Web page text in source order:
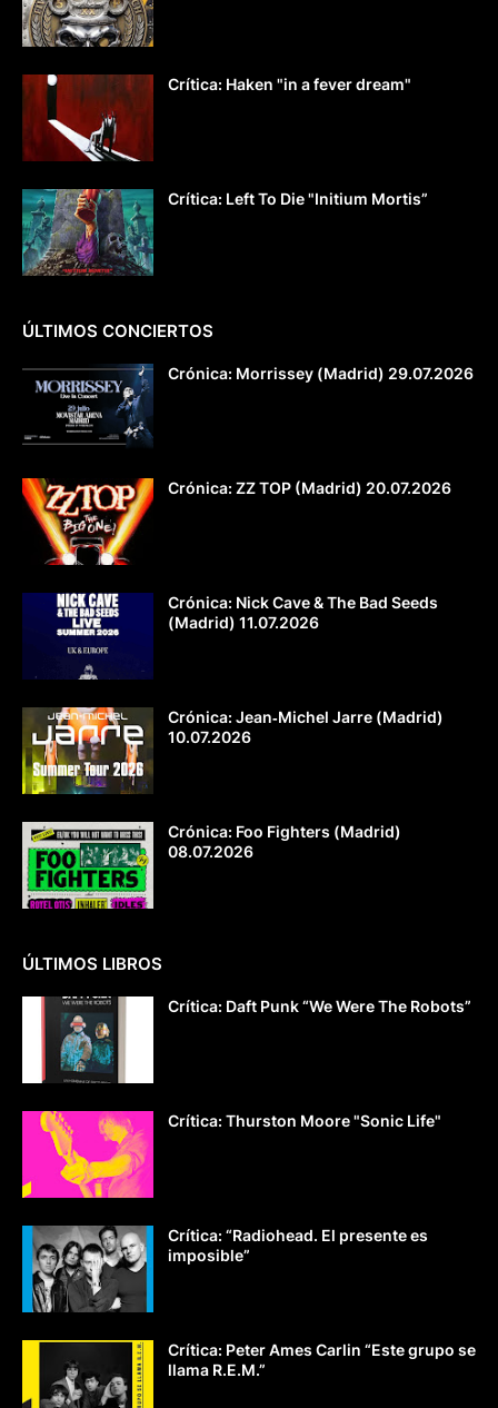
Crítica: Haken "in a fever dream"
Crítica: Left To Die "Initium Mortis”
ÚLTIMOS CONCIERTOS
Crónica: Morrissey (Madrid) 29.07.2026
Crónica: ZZ TOP (Madrid) 20.07.2026
Crónica: Nick Cave & The Bad Seeds
(Madrid) 11.07.2026
Crónica: Jean‐Michel Jarre (Madrid)
10.07.2026
Crónica: Foo Fighters (Madrid)
08.07.2026
ÚLTIMOS LIBROS
Crítica: Daft Punk “We Were The Robots”
Crítica: Thurston Moore "Sonic Life"
Crítica: “Radiohead. El presente es
imposible”
Crítica: Peter Ames Carlin “Este grupo se
llama R.E.M.”